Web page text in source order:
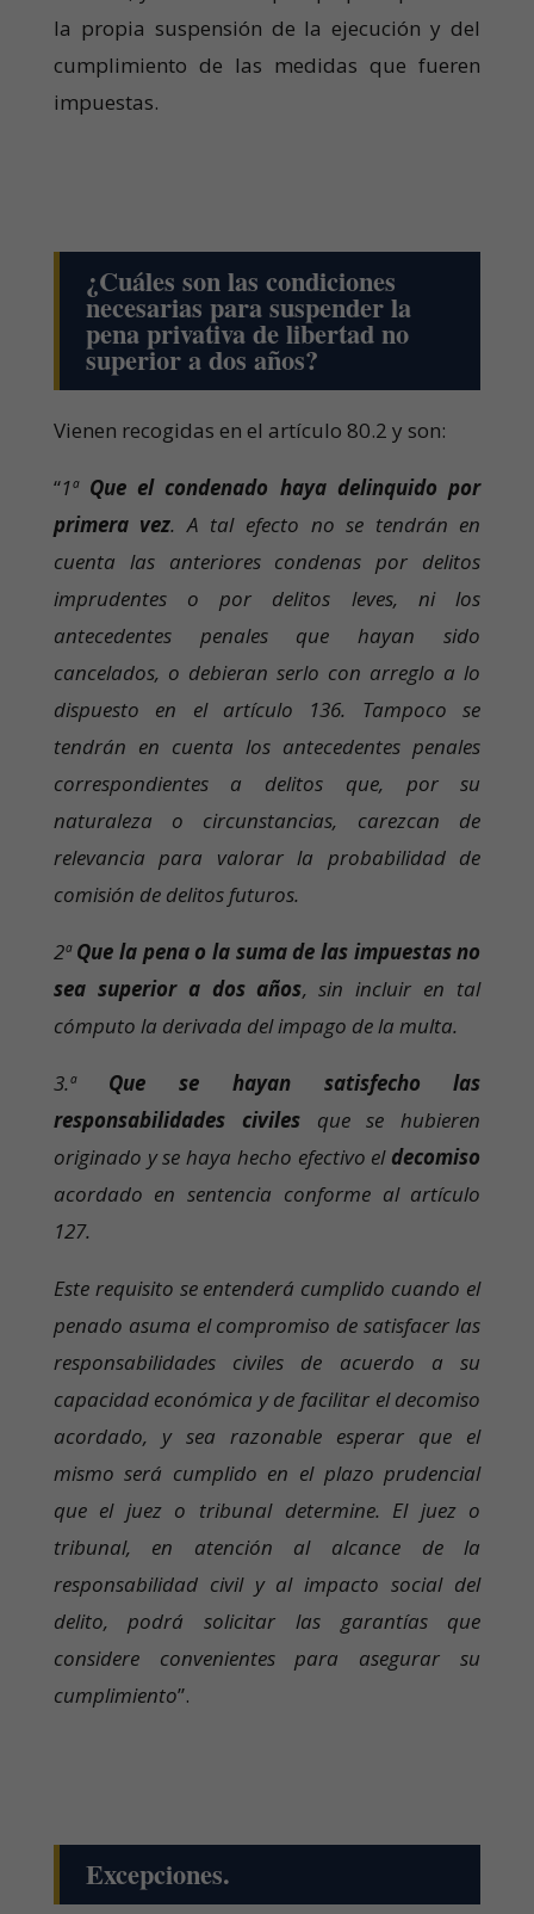
la propia suspensión de la ejecución y del
cumplimiento de las medidas que fueren
impuestas.
¿Cuáles son las condiciones
necesarias para suspender la
pena privativa de libertad no
superior a dos años?
Vienen recogidas en el artículo 80.2 y son:
“1ª Que el condenado haya delinquido por
primera vez. A tal efecto no se tendrán en
cuenta las anteriores condenas por delitos
imprudentes o por delitos leves, ni los
antecedentes penales que hayan sido
cancelados, o debieran serlo con arreglo a lo
dispuesto en el artículo 136. Tampoco se
tendrán en cuenta los antecedentes penales
correspondientes a delitos que, por su
naturaleza o circunstancias, carezcan de
relevancia para valorar la probabilidad de
comisión de delitos futuros.
2ªQue la pena o la suma de las impuestas no
sea superior a dos años, sin incluir en tal
cómputo la derivada del impago de la multa.
3.ª Que se hayan satisfecho las
responsabilidades civilesque se hubieren
originado y se haya hecho efectivo el decomiso
acordado en sentencia conforme al artículo
127.
Este requisito se entenderá cumplido cuando el
penado asuma el compromiso de satisfacer las
responsabilidades civiles de acuerdo a su
capacidad económica y de facilitar el decomiso
acordado, y sea razonable esperar que el
mismo será cumplido en el plazo prudencial
que el juez o tribunal determine. El juez o
tribunal, en atención al alcance de la
responsabilidad civil y al impacto social del
delito, podrá solicitar las garantías que
considere convenientes para asegurar su
cumplimiento”.
Excepciones.